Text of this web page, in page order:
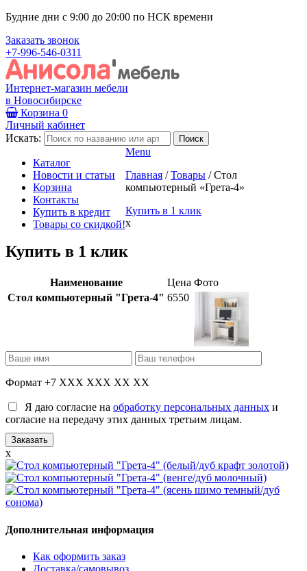
Будние дни с 9:00 до 20:00 по НСК времени
Заказать звонок
+7-996-546-0311
Интернет-магазин мебели
в Новосибирске
Корзина 0
Личный кабинет
Искать:
Каталог
Новости и статьи
Корзина
Контакты
Купить в кредит
Товары со скидкой!
Menu
Главная / Товары / Стол
компьютерный «Грета-4»
Купить в 1 клик
x
Купить в 1 клик
Наименование Цена Фото
Стол компьютерный "Грета-4" 6550
Формат +7 XXX XXX XX XX
Я даю согласие на обработку персональных данных и
согласие на передачу этих данных третьим лицам.
x
Дополнительная информация
Как оформить заказ
Доставка/самовывоз